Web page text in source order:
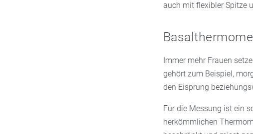
auch mit flexibler Spitze
Immer mehr Frauen
gehört zum Beispiel,
den Eisprung
Für die Messung ist ein
herkömmlichen